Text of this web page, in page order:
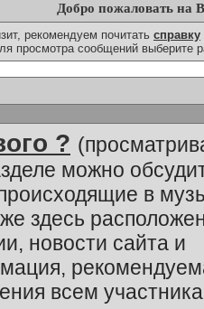
Добро пожаловать на
рекомендуем почитать справку
просмотра сообщений выберите
?
можно
в
здесь
новости сайта и
всем